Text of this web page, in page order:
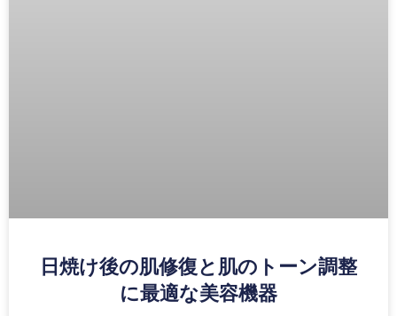
日焼け後の肌修復と肌のトーン調整
に最適な美容機器